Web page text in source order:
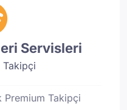
Servisleri
Premium Takipçi